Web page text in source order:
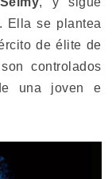
. Ella se plantea
de élite de
controlados
una joven e